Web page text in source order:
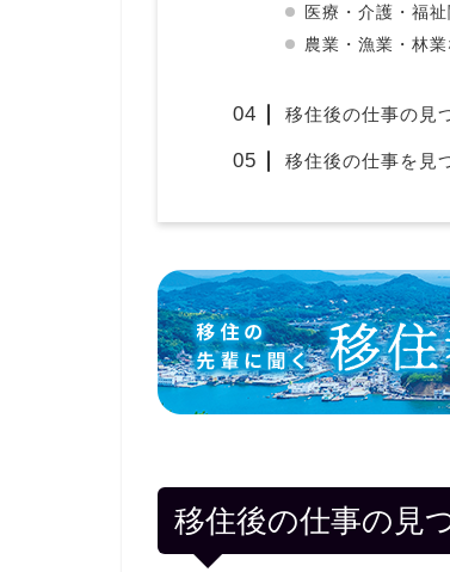
医療・介護・福祉
農業・漁業・林
移住後の仕事の見
移住後の仕事を見
移住後の仕事の見